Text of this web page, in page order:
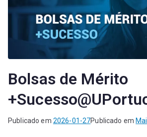
Bolsas de Mérito
Publicado em 2026-01-27Publicado em